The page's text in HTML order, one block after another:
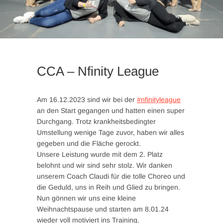
CCA – Nfinity League
Am 16.12.2023 sind wir bei der #nfinityleague
an den Start gegangen und hatten einen super
Durchgang. Trotz krankheitsbedingter
Umstellung wenige Tage zuvor, haben wir alles
gegeben und die Fläche gerockt.
Unsere Leistung wurde mit dem 2. Platz
belohnt und wir sind sehr stolz. Wir danken
unserem Coach Claudi für die tolle Choreo und
die Geduld, uns in Reih und Glied zu bringen.
Nun gönnen wir uns eine kleine
Weihnachtspause und starten am 8.01.24
wieder voll motiviert ins Training.